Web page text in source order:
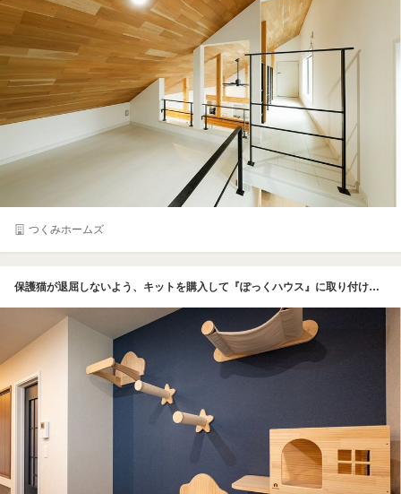
つくみホームズ
保護猫が退屈しないよう、キットを購入して『ぽっくハウス』に取り付けてもらったキャットウォーク。施主さんも現場監督も猫ちゃんが遊んでくれるのを楽しみにしている